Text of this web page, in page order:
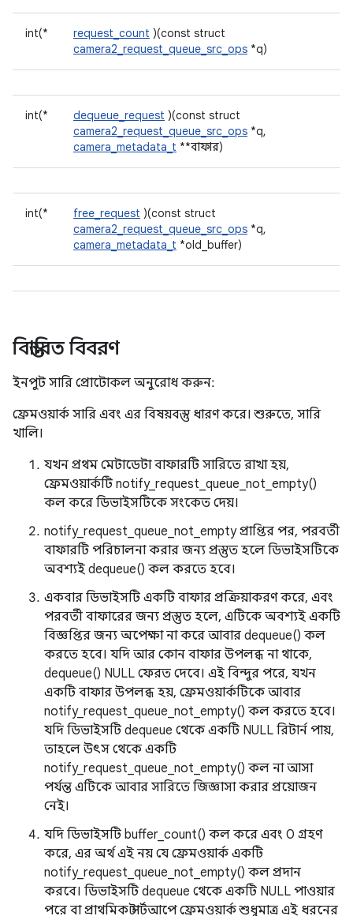
int(* request_count )(const struct
camera2_request_queue_src_ops *q)
int(* dequeue_request )(const struct
camera2_request_queue_src_ops *q,
camera_metadata_t **বাফার)
int(* free_request )(const struct
camera2_request_queue_src_ops *q,
camera_metadata_t *old_buffer)
বিস্তারিত বিবরণ
ইনপুট সারি প্রোটোকল অনুরোধ করুন:
ফ্রেমওয়ার্ক সারি এবং এর বিষয়বস্তু ধারণ করে। শুরুতে, সারি
খালি।
যখন প্রথম মেটাডেটা বাফারটি সারিতে রাখা হয়,
ফ্রেমওয়ার্কটি notify_request_queue_not_empty()
কল করে ডিভাইসটিকে সংকেত দেয়।
notify_request_queue_not_empty প্রাপ্তির পর, পরবর্তী
বাফারটি পরিচালনা করার জন্য প্রস্তুত হলে ডিভাইসটিকে
অবশ্যই dequeue() কল করতে হবে।
একবার ডিভাইসটি একটি বাফার প্রক্রিয়াকরণ করে, এবং
পরবর্তী বাফারের জন্য প্রস্তুত হলে, এটিকে অবশ্যই একটি
বিজ্ঞপ্তির জন্য অপেক্ষা না করে আবার dequeue() কল
করতে হবে। যদি আর কোন বাফার উপলব্ধ না থাকে,
dequeue() NULL ফেরত দেবে। এই বিন্দুর পরে, যখন
একটি বাফার উপলব্ধ হয়, ফ্রেমওয়ার্কটিকে আবার
notify_request_queue_not_empty() কল করতে হবে।
যদি ডিভাইসটি dequeue থেকে একটি NULL রিটার্ন পায়,
তাহলে উৎস থেকে একটি
notify_request_queue_not_empty() কল না আসা
পর্যন্ত এটিকে আবার সারিতে জিজ্ঞাসা করার প্রয়োজন
নেই।
যদি ডিভাইসটি buffer_count() কল করে এবং 0 গ্রহণ
করে, এর অর্থ এই নয় যে ফ্রেমওয়ার্ক একটি
notify_request_queue_not_empty() কল প্রদান
করবে। ডিভাইসটি dequeue থেকে একটি NULL পাওয়ার
পরে বা প্রাথমিক স্টার্টআপে ফ্রেমওয়ার্ক শুধুমাত্র এই ধরনের